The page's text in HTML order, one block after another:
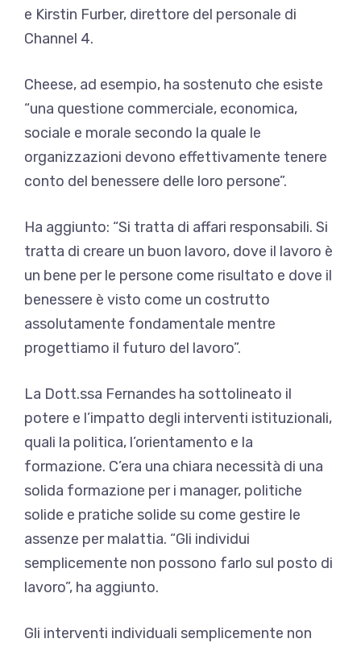
e Kirstin Furber, direttore del personale di
Channel 4.
Cheese, ad esempio, ha sostenuto che esiste
“una questione commerciale, economica,
sociale e morale secondo la quale le
organizzazioni devono effettivamente tenere
conto del benessere delle loro persone”.
Ha aggiunto: “Si tratta di affari responsabili. Si
tratta di creare un buon lavoro, dove il lavoro è
un bene per le persone come risultato e dove il
benessere è visto come un costrutto
assolutamente fondamentale mentre
progettiamo il futuro del lavoro”.
La Dott.ssa Fernandes ha sottolineato il
potere e l’impatto degli interventi istituzionali,
quali la politica, l’orientamento e la
formazione. C’era una chiara necessità di una
solida formazione per i manager, politiche
solide e pratiche solide su come gestire le
assenze per malattia. “Gli individui
semplicemente non possono farlo sul posto di
lavoro”, ha aggiunto.
Gli interventi individuali semplicemente non